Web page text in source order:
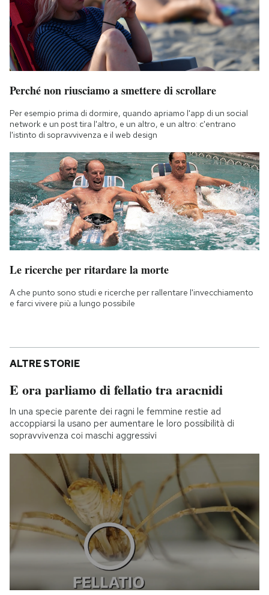
Perché non riusciamo a smettere di scrollare
Per esempio prima di dormire, quando apriamo l'app di un social
network e un post tira l'altro, e un altro, e un altro: c'entrano
l'istinto di sopravvivenza e il web design
Le ricerche per ritardare la morte
A che punto sono studi e ricerche per rallentare l'invecchiamento
e farci vivere più a lungo possibile
ALTRE STORIE
E ora parliamo di fellatio tra aracnidi
In una specie parente dei ragni le femmine restie ad
accoppiarsi la usano per aumentare le loro possibilità di
sopravvivenza coi maschi aggressivi